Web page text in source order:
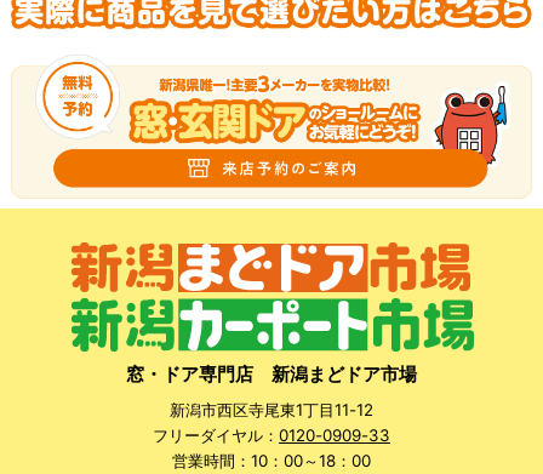
窓・ドア専門店 新潟まどドア市場
新潟市西区寺尾東1丁目11-12
フリーダイヤル： 0120-0909-33
営業時間：10：00～18：00